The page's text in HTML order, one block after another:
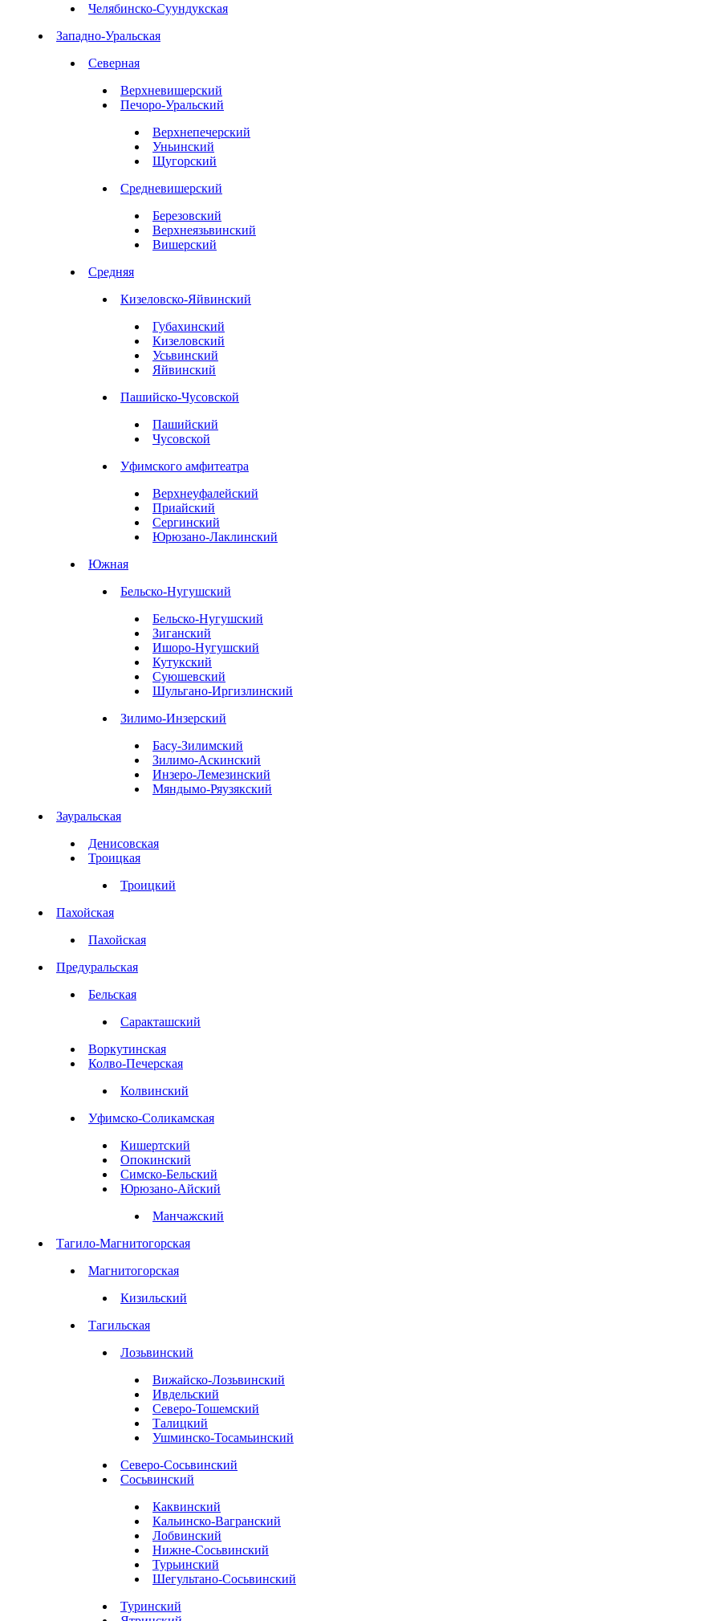
Челябинско-Суундукская
Западно-Уральская
Северная
Верхневишерский
Печоро-Уральский
Верхнепечерский
Уньинский
Щугорский
Средневишерский
Березовский
Верхнеязьвинский
Вишерский
Средняя
Кизеловско-Яйвинский
Губахинский
Кизеловский
Усьвинский
Яйвинский
Пашийско-Чусовской
Пашийский
Чусовской
Уфимского амфитеатра
Верхнеуфалейский
Приайский
Сергинский
Юрюзано-Лаклинский
Южная
Бельско-Нугушский
Бельско-Нугушский
Зиганский
Ишоро-Нугушский
Кутукский
Суюшевский
Шульгано-Иргизлинский
Зилимо-Инзерский
Басу-Зилимский
Зилимо-Аскинский
Инзеро-Лемезинский
Мяндымо-Ряузякский
Зауральская
Денисовская
Троицкая
Троицкий
Пахойская
Пахойская
Предуральская
Бельская
Саракташский
Воркутинская
Колво-Печерская
Колвинский
Уфимско-Соликамская
Кишертский
Опокинский
Симско-Бельский
Юрюзано-Айский
Манчажский
Тагило-Магнитогорская
Магнитогорская
Кизильский
Тагильская
Лозьвинский
Вижайско-Лозьвинский
Ивдельский
Северо-Тошемский
Талицкий
Ушминско-Тосамьинский
Северо-Сосьвинский
Сосьвинский
Каквинский
Кальинско-Вагранский
Лобвинский
Нижне-Сосьвинский
Турьинский
Шегультано-Сосьвинский
Туринский